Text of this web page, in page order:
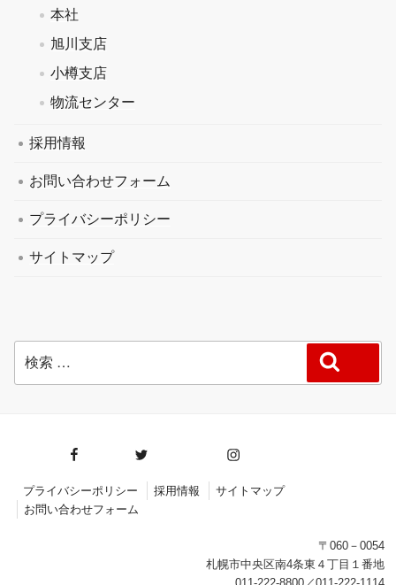
本社
旭川支店
小樽支店
物流センター
採用情報
お問い合わせフォーム
プライバシーポリシー
サイトマップ
索:
プライバシーポリシー 採用情報
サイトマップ
お問い合わせフォーム
〒060－0054
札幌市中央区南4条東４丁目１番地